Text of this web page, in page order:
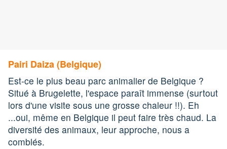
Pairi Daiza (Belgique)
Est-ce le plus beau parc animalier de Belgique ?
Situé à Brugelette, l'espace paraît immense (surtout
lors d'une visite sous une grosse chaleur !!). Eh
...oui, même en Belgique il peut faire très chaud. La
diversité des animaux, leur approche, nous a
comblés.